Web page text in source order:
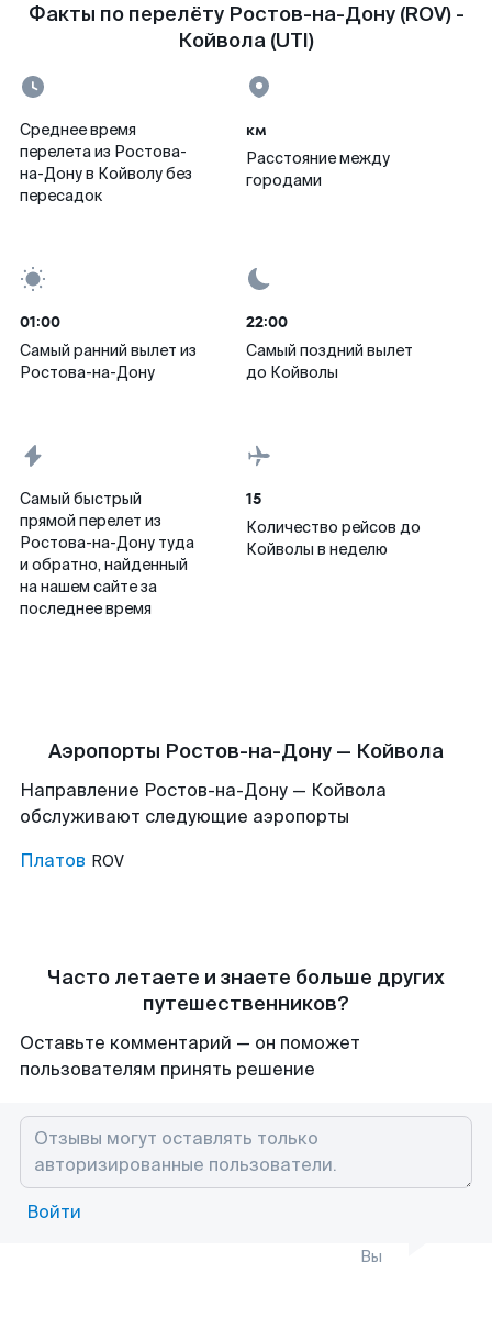
Факты по перелёту Ростов-на-Дону (ROV) -
Койвола (UTI)
Среднее время
перелета из Ростова-
на-Дону в Койволу без
пересадок
км
Расстояние между
городами
01:00
Самый ранний вылет из
Ростова-на-Дону
22:00
Самый поздний вылет
до Койволы
Самый быстрый
прямой перелет из
Ростова-на-Дону туда
и обратно, найденный
на нашем сайте за
последнее время
15
Количество рейсов до
Койволы в неделю
Аэропорты Ростов-на-Дону — Койвола
Направление Ростов-на-Дону — Койвола
обслуживают следующие аэропорты
Платов ROV
Часто летаете и знаете больше других
путешественников?
Оставьте комментарий — он поможет
пользователям принять решение
Войти
Вы